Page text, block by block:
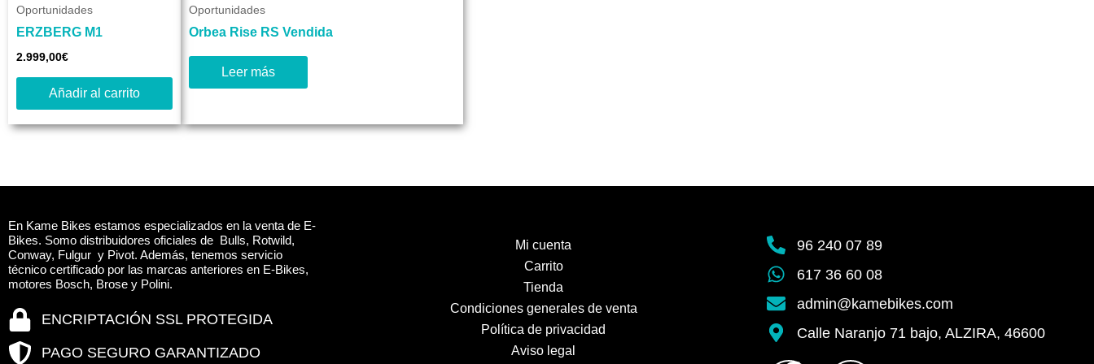
Oportunidades
ERZBERG M1
2.999,00€
Añadir al carrito
Oportunidades
Orbea Rise RS Vendida
Leer más
En Kame Bikes estamos especializados en la venta de E-
Bikes. Somo distribuidores oficiales de Bulls, Rotwild,
Conway, Fulgur y Pivot. Además, tenemos servicio
técnico certificado por las marcas anteriores en E-Bikes,
motores Bosch, Brose y Polini.
ENCRIPTACIÓN SSL PROTEGIDA
PAGO SEGURO GARANTIZADO
Mi cuenta
Carrito
Tienda
Condiciones generales de venta
Política de privacidad
Aviso legal
96 240 07 89
617 36 60 08
admin@kamebikes.com
Calle Naranjo 71 bajo, ALZIRA, 46600